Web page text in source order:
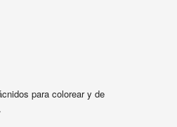
para colorear y de